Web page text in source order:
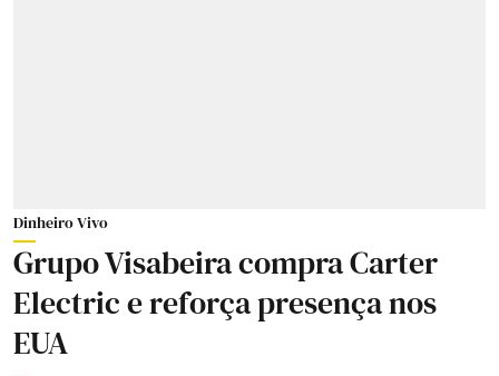
Dinheiro Vivo
Grupo Visabeira compra Carter
Electric e reforça presença nos
EUA